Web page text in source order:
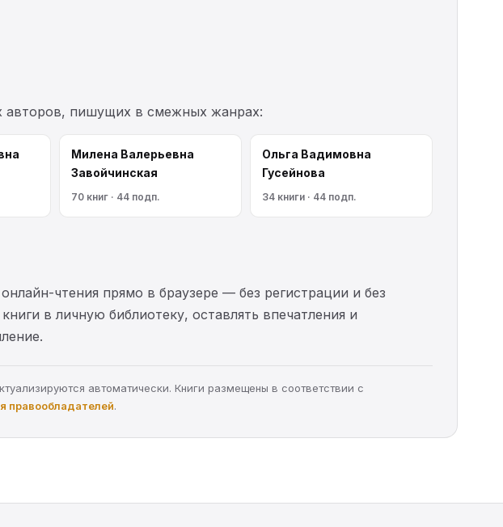
авторов, пишущих в смежных жанрах:
Милена Валерьевна
Завойчинская
70 книг · 44 подп.
Ольга Вадимовна
Гусейнова
34 книги · 44 подп.
чтения прямо в браузере — без регистрации и без
в личную библиотеку, оставлять впечатления и
автоматически. Книги размещены в соответствии с
правообладателей.